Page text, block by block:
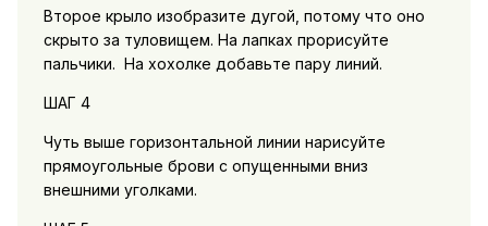
Второе крыло изобразите дугой, потому что оно
скрыто за туловищем. На лапках прорисуйте
пальчики. На хохолке добавьте пару линий.
ШАГ 4
Чуть выше горизонтальной линии нарисуйте
прямоугольные брови с опущенными вниз
внешними уголками.